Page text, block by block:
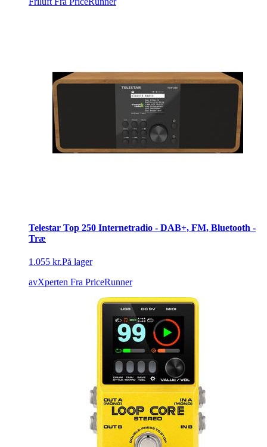
Telestar Top 250 Internetradio - DAB+, FM, Bluetooth -
Træ
1.055 kr.På lager
avXperten Fra PriceRunner